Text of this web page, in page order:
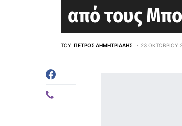
από τους
ΤΟΥ ΠΈΤΡΟΣ ΔΗΜΗΤΡΙΆΔΗΣ 23 ΟΚΤΩΒΡΊΟΥ